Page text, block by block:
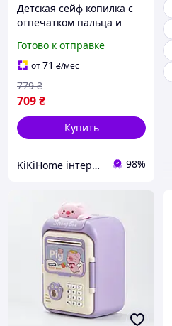
Детская сейф копилка с
отпечатком пальца и
электронная от батареек
Готово к отправке
от71 ₴/мес
709₴
779 ₴
Купить
KiKiHome інтернет-магазин якісних товарів для дому 98%